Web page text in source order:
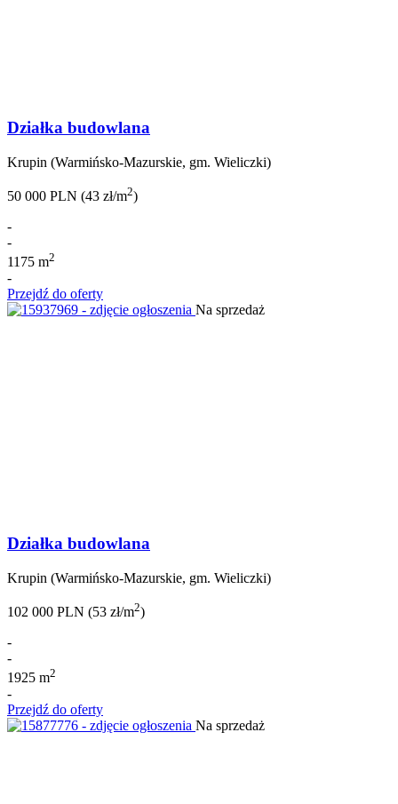
Działka budowlana
Krupin (Warmińsko-Mazurskie, gm. Wieliczki)
50 000 PLN (43 zł/m2)
-
-
1175 m2
-
Przejdź do oferty
Na sprzedaż
Działka budowlana
Krupin (Warmińsko-Mazurskie, gm. Wieliczki)
102 000 PLN (53 zł/m2)
-
-
1925 m2
-
Przejdź do oferty
Na sprzedaż